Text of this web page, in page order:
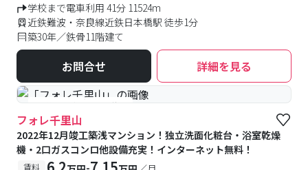
学校まで電車利用 41分 11524m
近鉄難波・奈良線近鉄日本橋駅 徒歩1分
築30年／鉄骨11階建て
お問合せ 詳細を見る
#予約受付中 #空室待ち
フォレ千里山
2022年12月竣工築浅マンション！独立洗面化粧台・浴室乾燥
機・2口ガスコンロ他設備充実！インターネット無料！
賃料 -